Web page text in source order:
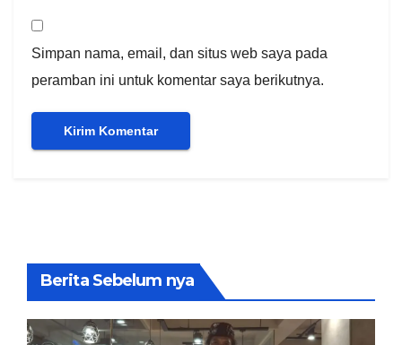
Simpan nama, email, dan situs web saya pada
peramban ini untuk komentar saya berikutnya.
Berita Sebelum nya